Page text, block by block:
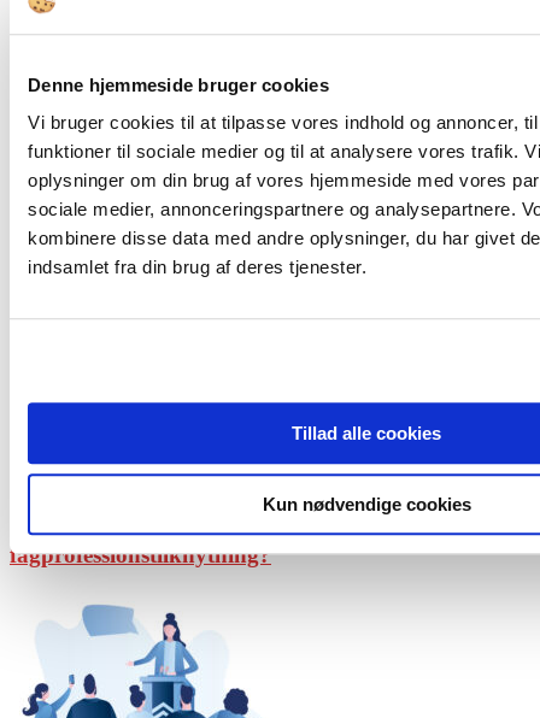
Denne hjemmeside bruger cookies
Vi bruger cookies til at tilpasse vores indhold og annoncer,
funktioner til sociale medier og til at analysere vores trafik.
oplysninger om din brug af vores hjemmeside med vores
sociale medier, annonceringspartnere og analysepartnere.
kombinere disse data med andre oplysninger, du har givet
indsamlet fra din brug af deres tjenester.
Tillad alle cookies
Kun nødvendige cookies
selvstændighed
Share
Print
Tidligere artikel Tre typer af bestyrelsesarbejde
Næste artikel Det svære ejerskab
RELATEREDE ARTIKLER MERE FRA FORFATTEREN
Viden
Hensigtsmæssig lederrekruttering: Et spørgsmål om
fagprofessionstilknytning?